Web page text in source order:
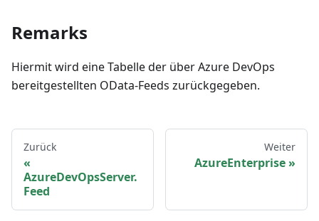
Remarks
Hiermit wird eine Tabelle der über Azure DevOps
bereitgestellten OData-Feeds zurückgegeben.
Zurück
AzureDevOpsServer.
Feed
Weiter
AzureEnterprise